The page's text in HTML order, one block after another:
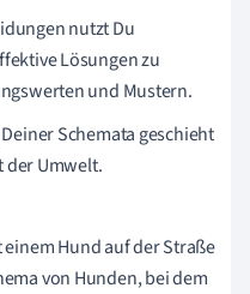
nutzt Du
Lösungen zu
und Mustern.
Schemata geschieht
der Umwelt.
Hund auf der Straße
von Hunden, bei dem